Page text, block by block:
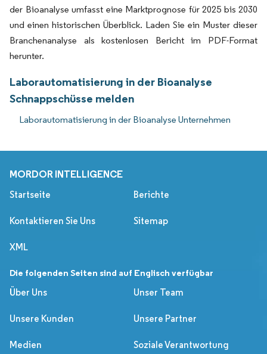
der Bioanalyse umfasst eine Marktprognose für 2025 bis 2030
und einen historischen Überblick. Laden Sie ein Muster dieser
Branchenanalyse als kostenlosen Bericht im PDF-Format
herunter.
Laborautomatisierung in der Bioanalyse
Schnappschüsse melden
Laborautomatisierung in der Bioanalyse Unternehmen
MORDOR INTELLIGENCE
Startseite Berichte
Kontaktieren Sie Uns Sitemap
XML
Die folgenden Seiten sind auf Englisch verfügbar
Über Uns
Unser Team
Unsere Kunden Unsere Partner
Medien Soziale Verantwortung